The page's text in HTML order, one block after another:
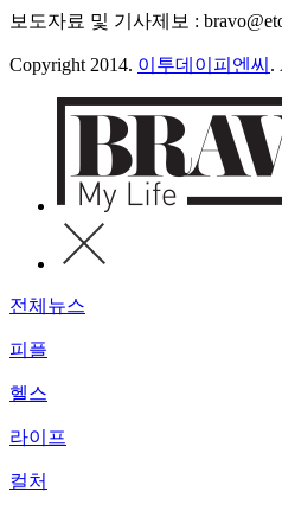
보도자료 및 기사제보 :
Copyright 2014. 이투데이피엔씨 .
전체뉴스
피플
헬스
라이프
컬처